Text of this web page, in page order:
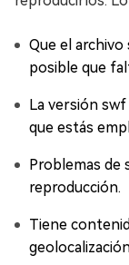
Que el
posible que
La versión
que estás
Problemas de
reproducción.
Tiene